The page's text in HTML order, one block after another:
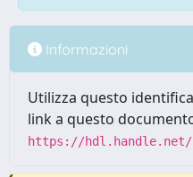
Informazioni
Utilizza questo
link a questo
https://hdl.handle.net/